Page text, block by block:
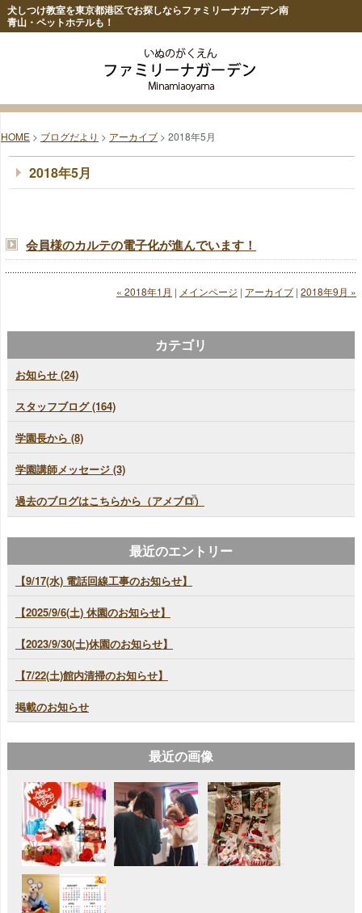
犬しつけ教室を東京都港区でお探しならファミリーナガーデン南
青山・ペットホテルも！
HOME > ブログだより > アーカイブ > 2018年5月
2018年5月
会員様のカルテの電子化が進んでいます！
« 2018年1月 | メインページ | アーカイブ | 2018年9月 »
カテゴリ
お知らせ (24)
スタッフブログ (164)
学園長から (8)
学園講師メッセージ (3)
過去のブログはこちらから（アメブロ）
最近のエントリー
【9/17(水) 電話回線工事のお知らせ】
【2025/9/6(土) 休園のお知らせ】
【2023/9/30(土)休園のお知らせ】
【7/22(土)館内清掃のお知らせ】
掲載のお知らせ
最近の画像